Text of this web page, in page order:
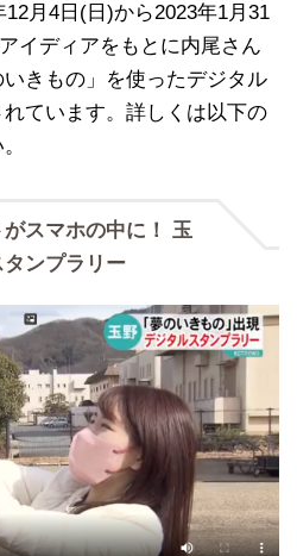
月4日(日)から2023年1月31
イディアをもとに内尾さん
きもの」を使ったデジタル
ています。詳しくは以下の
スマホの中に！ 玉
ンプラリー